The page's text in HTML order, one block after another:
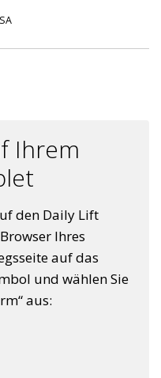
Ihrem
den Daily Lift
Ihres
auf das
und wählen Sie
aus: